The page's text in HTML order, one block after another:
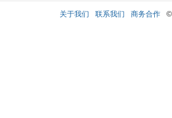
关于我们 联系我们 商务合作